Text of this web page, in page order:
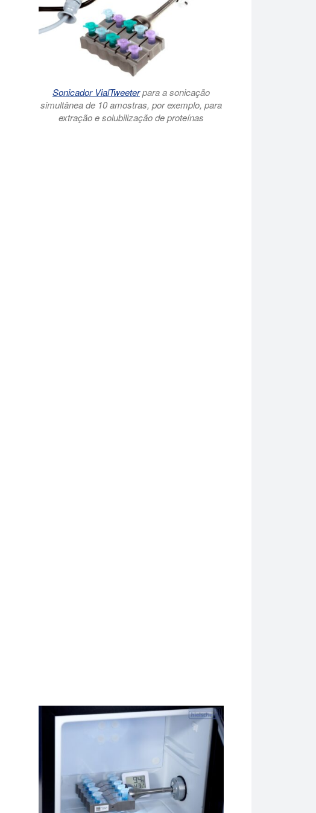
Sonicador VialTweeterpara a sonicação
simultânea de 10 amostras, por exemplo, para
extração e solubilização de proteínas